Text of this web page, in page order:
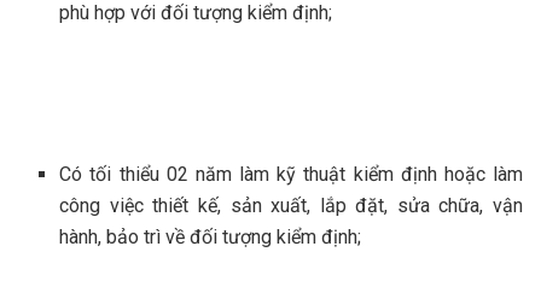
phù hợp với đối tượng kiểm định;
Có tối thiểu 02 năm làm kỹ thuật kiểm định hoặc làm
công việc thiết kế, sản xuất, lắp đặt, sửa chữa, vận
hành, bảo trì về đối tượng kiểm định;